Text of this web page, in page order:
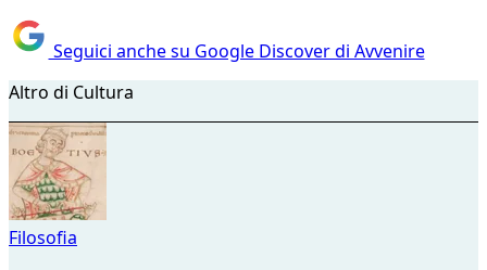
Seguici anche su Google Discover di Avvenire
Altro di Cultura
Filosofia